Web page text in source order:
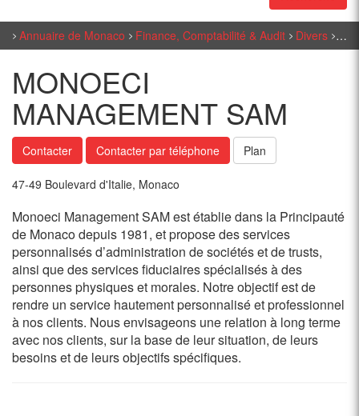
Annuaire de Monaco Finance, Comptabilité & Audit Divers
MONOECI
MANAGEMENT SAM
Contacter Contacter par téléphone Plan
47-49 Boulevard d'Italie, Monaco
Monoeci Management SAM est établie dans la Principauté
de Monaco depuis 1981, et propose des services
personnalisés d’administration de sociétés et de trusts,
ainsi que des services fiduciaires spécialisés à des
personnes physiques et morales. Notre objectif est de
rendre un service hautement personnalisé et professionnel
à nos clients. Nous envisageons une relation à long terme
avec nos clients, sur la base de leur situation, de leurs
besoins et de leurs objectifs spécifiques.